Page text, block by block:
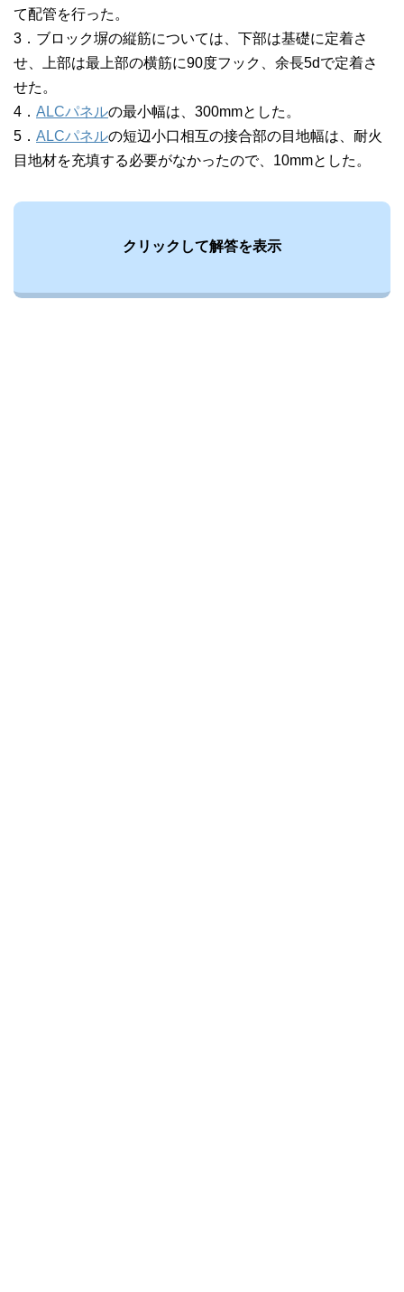
て配管を行った。
3．ブロック塀の縦筋については、下部は基礎に定着さ
せ、上部は最上部の横筋に90度フック、余長5dで定着さ
せた。
4． ALCパネルの最小幅は、300mmとした。
5． ALCパネルの短辺小口相互の接合部の目地幅は、耐火
目地材を充填する必要がなかったので、10mmとした。
クリックして解答を表示